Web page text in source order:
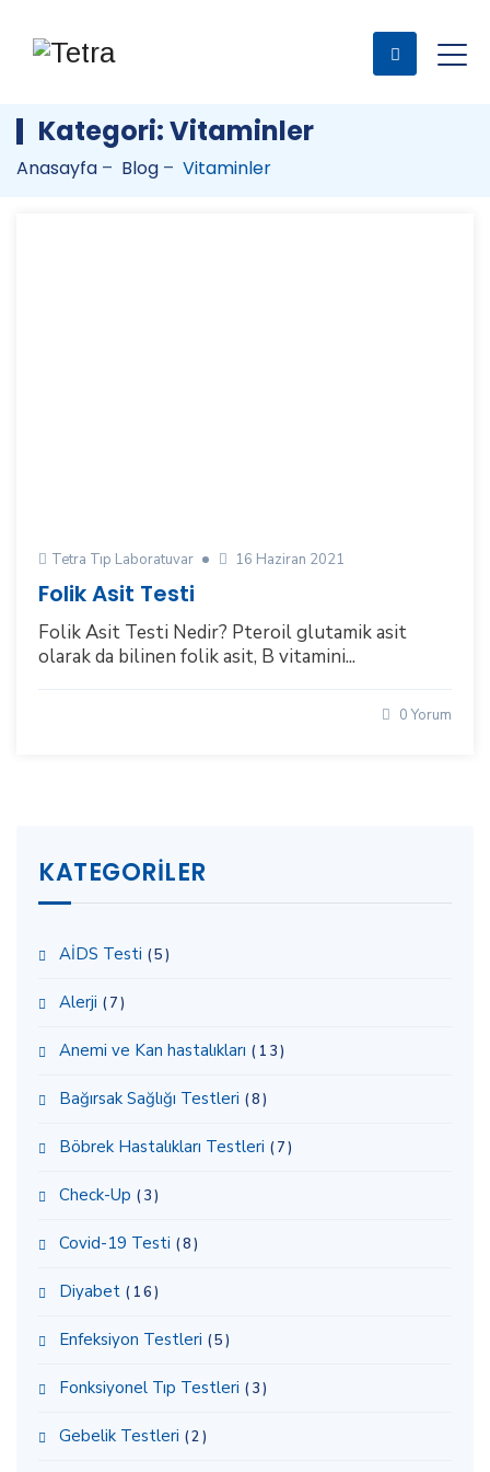
Kategori:Vitaminler
Anasayfa – Blog – Vitaminler
Tetra Tıp Laboratuvar 16 Haziran 2021
Folik Asit Testi
Folik Asit Testi Nedir? Pteroil glutamik asit
olarak da bilinen folik asit, B vitamini...
0 Yorum
KATEGORILER
AİDS Testi (5)
Alerji (7)
Anemi ve Kan hastalıkları (13)
Bağırsak Sağlığı Testleri (8)
Böbrek Hastalıkları Testleri (7)
Check-Up (3)
Covid-19 Testi (8)
Diyabet (16)
Enfeksiyon Testleri (5)
Fonksiyonel Tıp Testleri (3)
Gebelik Testleri (2)